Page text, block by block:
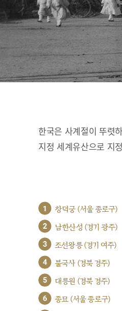
한국은 사계절이 뚜렷
지정 세계유산으로 지
1 창덕궁 (서울 종로구)
2 남한산성 (경기 광주)
3 조선왕릉 (경기 여주)
4 불국사 (경북 경주)
5 대릉원 (경북 경주)
6 종묘 (서울 종로구)